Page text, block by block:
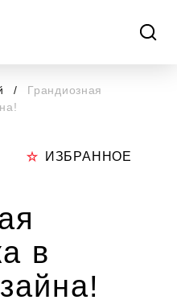
Грандиозная
ИЗБРАННОЕ
в